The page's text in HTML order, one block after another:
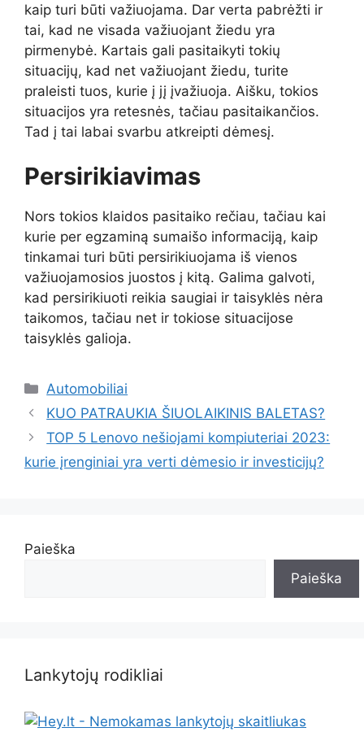
kaip turi būti važiuojama. Dar verta pabrėžti ir
tai, kad ne visada važiuojant žiedu yra
pirmenybė. Kartais gali pasitaikyti tokių
situacijų, kad net važiuojant žiedu, turite
praleisti tuos, kurie į jį įvažiuoja. Aišku, tokios
situacijos yra retesnės, tačiau pasitaikančios.
Tad į tai labai svarbu atkreipti dėmesį.
Persirikiavimas
Nors tokios klaidos pasitaiko rečiau, tačiau kai
kurie per egzaminą sumaišo informaciją, kaip
tinkamai turi būti persirikiuojama iš vienos
važiuojamosios juostos į kitą. Galima galvoti,
kad persirikiuoti reikia saugiai ir taisyklės nėra
taikomos, tačiau net ir tokiose situacijose
taisyklės galioja.
Kategorijos
Automobiliai
KUO PATRAUKIA ŠIUOLAIKINIS BALETAS?
TOP 5 Lenovo nešiojami kompiuteriai 2023:
kurie įrenginiai yra verti dėmesio ir investicijų?
Paieška
Paieška
Lankytojų rodikliai